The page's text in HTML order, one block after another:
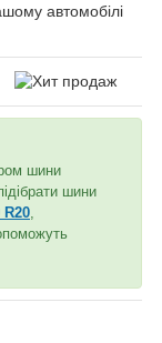
автомобілі
шини
шини
R20